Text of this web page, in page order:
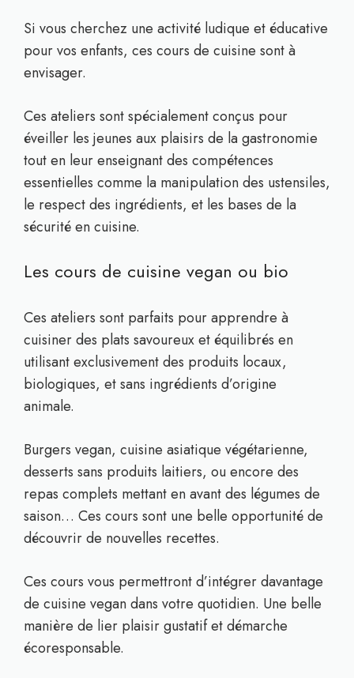
Si vous cherchez une activité ludique et éducative
pour vos enfants, ces cours de cuisine sont à
envisager.
Ces ateliers sont spécialement conçus pour
éveiller les jeunes aux plaisirs de la gastronomie
tout en leur enseignant des compétences
essentielles comme la manipulation des ustensiles,
le respect des ingrédients, et les bases de la
sécurité en cuisine.
Les cours de cuisine vegan ou bio
Ces ateliers sont parfaits pour apprendre à
cuisiner des plats savoureux et équilibrés en
utilisant exclusivement des produits locaux,
biologiques, et sans ingrédients d’origine
animale.
Burgers vegan, cuisine asiatique végétarienne,
desserts sans produits laitiers, ou encore des
repas complets mettant en avant des légumes de
saison… Ces cours sont une belle opportunité de
découvrir de nouvelles recettes.
Ces cours vous permettront d’intégrer davantage
de cuisine vegan dans votre quotidien. Une belle
manière de lier plaisir gustatif et démarche
écoresponsable.